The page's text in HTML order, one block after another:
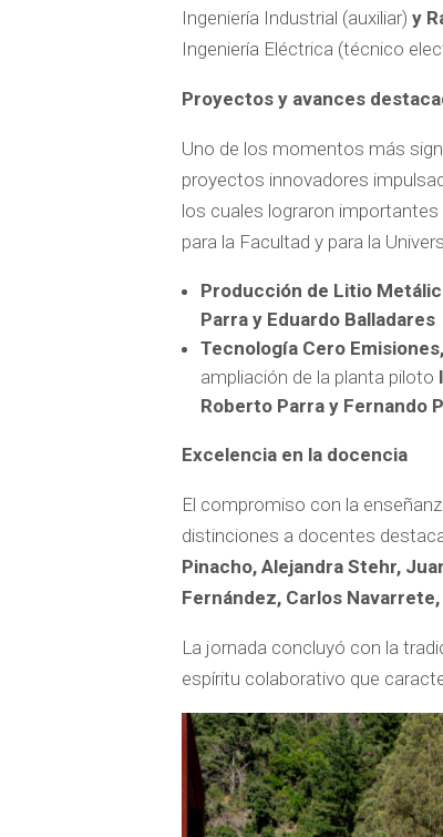
Ingeniería Industrial (auxiliar) y
Ingeniería Eléctrica (técnico
Proyectos y avances
Uno de los momentos más
proyectos innovadores
los cuales lograron
para la Facultad y para la
Producción de Litio
Parra y Eduardo Balladares
Tecnología Cero
ampliación de la planta piloto
Roberto Parra y Fernando
Excelencia en la docencia
El compromiso con la
distinciones a docentes
Pinacho, Alejandra Stehr,
Fernández, Carlos
La jornada concluyó con la
espíritu colaborativo que